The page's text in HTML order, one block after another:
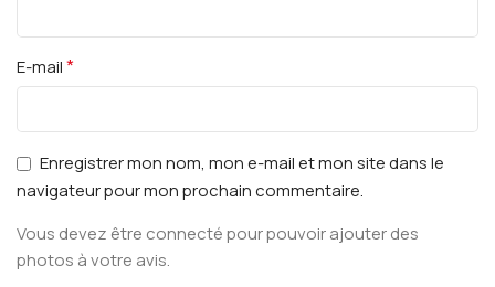
E-mail*
Enregistrer mon nom, mon e-mail et mon site dans le
navigateur pour mon prochain commentaire.
Vous devez être connecté pour pouvoir ajouter des
photos à votre avis.